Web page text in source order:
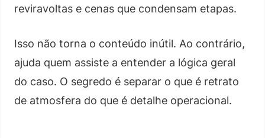
reviravoltas e cenas que condensam etapas.
Isso não torna o conteúdo inútil. Ao contrário,
ajuda quem assiste a entender a lógica geral
do caso. O segredo é separar o que é retrato
de atmosfera do que é detalhe operacional.